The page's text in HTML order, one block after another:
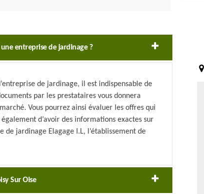
entreprise de jardinage ?
de jardinage, il est indispensable de
par les prestataires vous donnera
Vous pourrez ainsi évaluer les offres qui
d’avoir des informations exactes sur
de jardinage Elagage I.L, l’établissement de
Sur Oise